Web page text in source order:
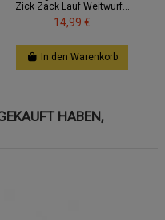
Zick Zack Lauf Weitwurf...
14,99 €
In den Warenkorb
HABEN,